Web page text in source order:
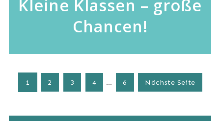
Kleine Klassen – große
Chancen!
1 2 3 4 … 6 Nächste Seite